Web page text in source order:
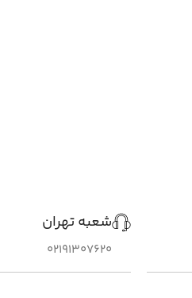
شعبه تهران
02191307620